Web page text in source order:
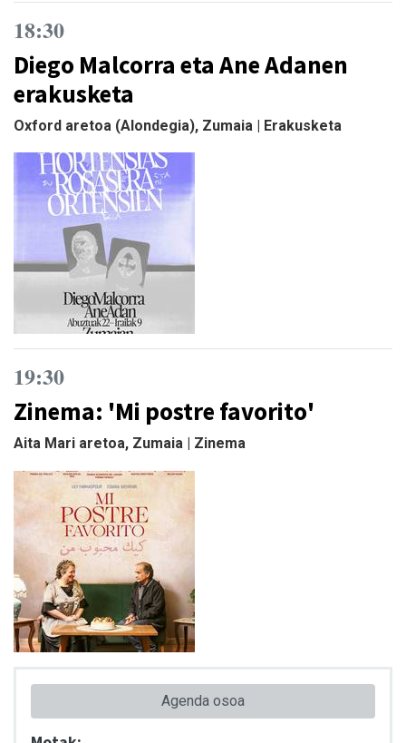
18:30
Diego Malcorra eta Ane Adanen
erakusketa
Oxford aretoa (Alondegia), Zumaia | Erakusketa
19:30
Zinema: 'Mi postre favorito'
Aita Mari aretoa, Zumaia | Zinema
Agenda osoa